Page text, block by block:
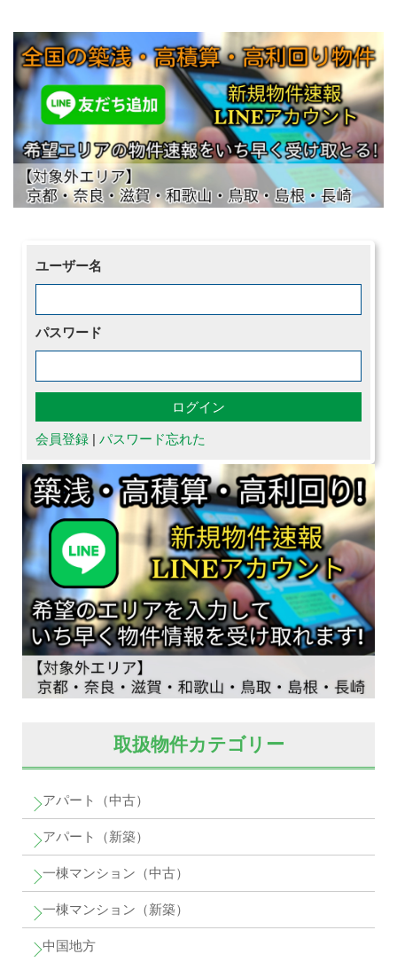
ユーザー名
パスワード
会員登録 | パスワード忘れた
取扱物件カテゴリー
アパート（中古）
アパート（新築）
一棟マンション（中古）
一棟マンション（新築）
中国地方